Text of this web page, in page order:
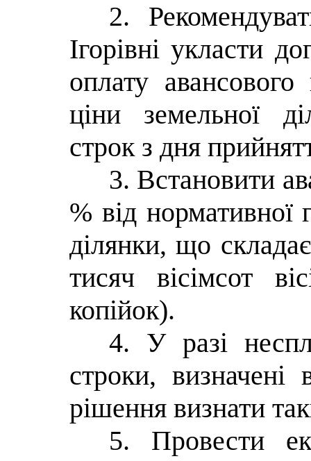
2.
Ігорівні укласти
оплату
ціни земельної
строк з дня
3. Встановити
% від нормативної
ділянки, що
тисяч вісімсот
копійок).
4. У разі
строки,
рішення визнати
5. Провести